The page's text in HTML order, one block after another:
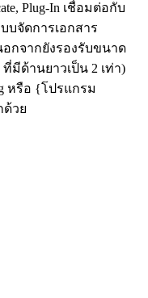
Plug-In เชื่อมต่อกับ
บบจัดการเอกสาร
นอกจากยังรองรับขนาด
มีด้านยาวเป็น 2 เท่า)
หรือ {โปรแกรม
ด้วย